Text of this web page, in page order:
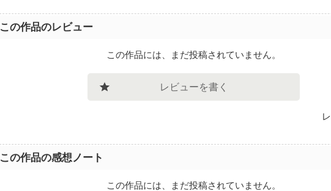
この作品のレビュー
この作品には、まだ投稿されていません。
レビューを書く
この作品の感想ノート
この作品には、まだ投稿されていません。